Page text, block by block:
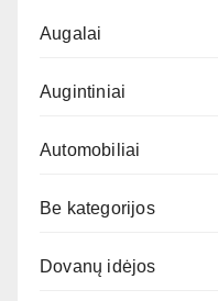
Augalai
Augintiniai
Automobiliai
Be kategorijos
Dovanų idėjos